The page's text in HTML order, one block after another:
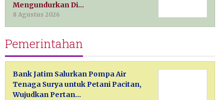
Mengundurkan Di…
8 Agustus 2026
Pemerintahan
Bank Jatim Salurkan Pompa Air
Tenaga Surya untuk Petani Pacitan,
Wujudkan Pertan…